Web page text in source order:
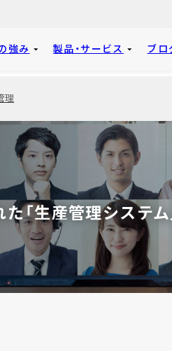
強み 製品・サービス ブロ
理
「生産管理システ